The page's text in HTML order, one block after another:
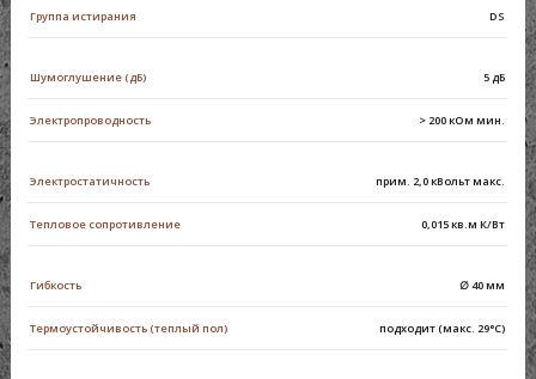
Группа истирания DS
Шумоглушение (дБ) 5 дБ
Электропроводность > 200 кОм мин.
Электростатичность прим. 2,0 кВольт макс.
Тепловое сопротивление 0,015 кв.м К/Вт
Гибкость ∅ 40 мм
Термоустойчивость (теплый пол) подходит (макс. 29°C)